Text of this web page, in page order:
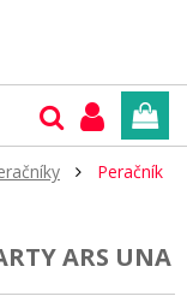
Peračník
ARS UNA